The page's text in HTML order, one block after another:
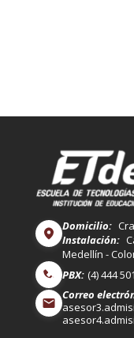
Domicilio:
Instalación:
Medellín -
PBX: (4) 444
Correo